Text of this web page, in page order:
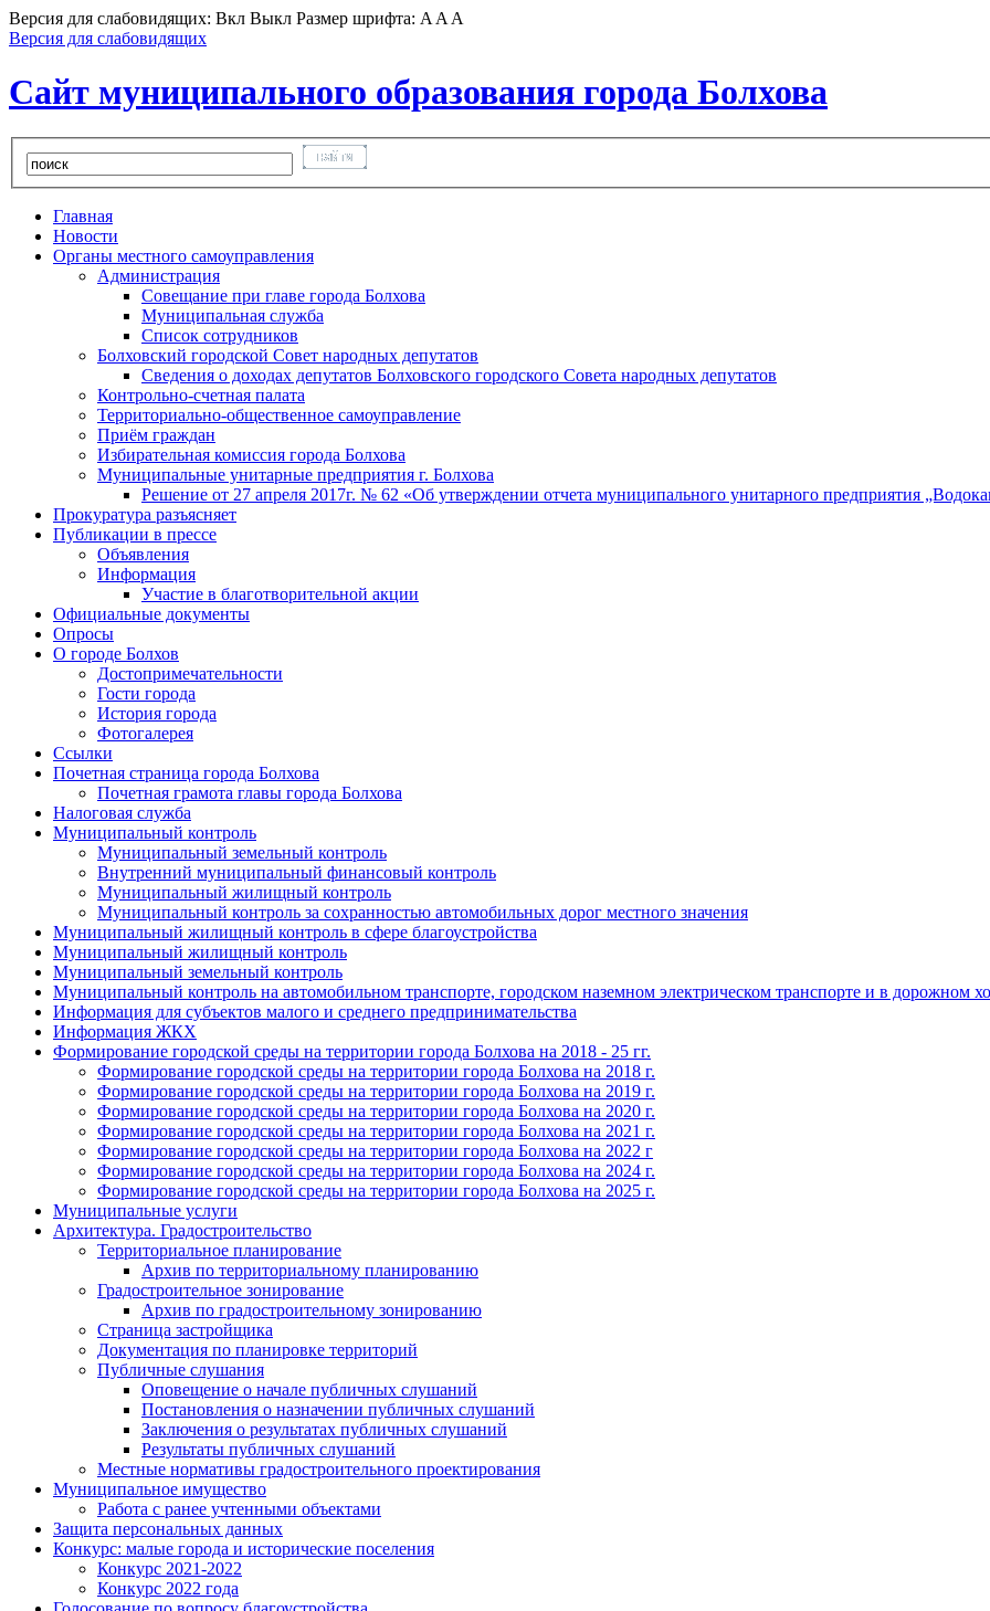
Версия для слабовидящих: Вкл Выкл Размер шрифта: A A A
Версия для слабовидящих
Сайт муниципального образования города Болхова
Главная
Новости
Органы местного самоуправления
Администрация
Совещание при главе города Болхова
Муниципальная служба
Список сотрудников
Болховский городской Совет народных депутатов
Сведения о доходах депутатов Болховского городского Совета народных депутатов
Контрольно-счетная палата
Территориально-общественное самоуправление
Приём граждан
Избирательная комиссия города Болхова
Муниципальные унитарные предприятия г. Болхова
Решение от 27 апреля 2017г. № 62 «Об утверждении отчета муниципального унитарного предприятия
Прокуратура разъясняет
Публикации в прессе
Объявления
Информация
Участие в благотворительной акции
Официальные документы
Опросы
О городе Болхов
Достопримечательности
Гости города
История города
Фотогалерея
Ссылки
Почетная страница города Болхова
Почетная грамота главы города Болхова
Налоговая служба
Муниципальный контроль
Муниципальный земельный контроль
Внутренний муниципальный финансовый контроль
Муниципальный жилищный контроль
Муниципальный контроль за сохранностью автомобильных дорог местного значения
Муниципальный жилищный контроль в сфере благоустройства
Муниципальный жилищный контроль
Муниципальный земельный контроль
Муниципальный контроль на автомобильном транспорте, городском наземном электрическом транспорте и в дорожном
Информация для субъектов малого и среднего предпринимательства
Информация ЖКХ
Формирование городской среды на территории города Болхова на 2018 - 25 гг.
Формирование городской среды на территории города Болхова на 2018 г.
Формирование городской среды на территории города Болхова на 2019 г.
Формирование городской среды на территории города Болхова на 2020 г.
Формирование городской среды на территории города Болхова на 2021 г.
Формирование городской среды на территории города Болхова на 2022 г
Формирование городской среды на территории города Болхова на 2024 г.
Формирование городской среды на территории города Болхова на 2025 г.
Муниципальные услуги
Архитектура. Градостроительство
Территориальное планирование
Архив по территориальному планированию
Градостроительное зонирование
Архив по градостроительному зонированию
Страница застройщика
Документация по планировке территорий
Публичные слушания
Оповещение о начале публичных слушаний
Постановления о назначении публичных слушаний
Заключения о результатах публичных слушаний
Результаты публичных слушаний
Местные нормативы градостроительного проектирования
Муниципальное имущество
Работа с ранее учтенными объектами
Защита персональных данных
Конкурс: малые города и исторические поселения
Конкурс 2021-2022
Конкурс 2022 года